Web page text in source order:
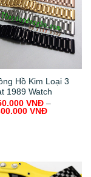
Hồ Kim Loại 3
1989 Watch
VNĐ –
VNĐ